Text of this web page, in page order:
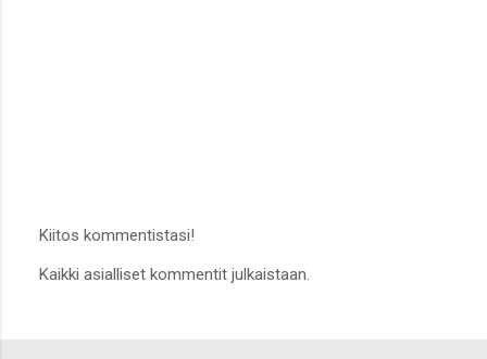
ä
Kiitos kommentistasi!
Kaikki asialliset kommentit julkaistaan.